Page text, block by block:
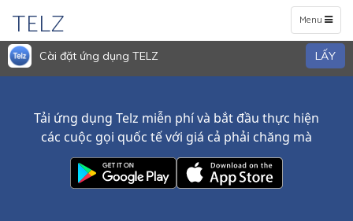
Toggle
navigation
Menu
TELZ
Cài đặt ứng dụng TELZ LẤY
Tải ứng dụng Telz miễn phí và bắt đầu thực hiện
các cuộc gọi quốc tế với giá cả phải chăng mà